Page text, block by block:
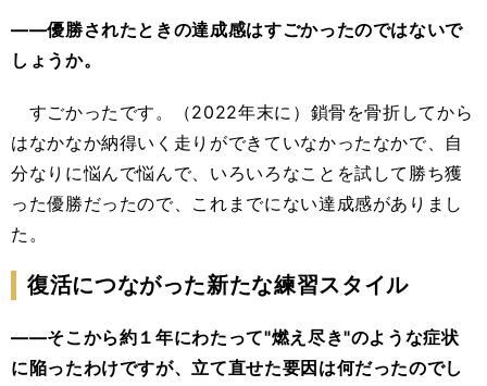
――優勝されたときの達成感はすごかったのではないで
しょうか。
すごかったです。（2022年末に）鎖骨を骨折してから
はなかなか納得いく走りができていなかったなかで、自
分なりに悩んで悩んで、いろいろなことを試して勝ち獲
った優勝だったので、これまでにない達成感がありまし
た。
復活につながった新たな練習スタイル
――そこから約１年にわたって"燃え尽き"のような症状
に陥ったわけですが、立て直せた要因は何だったのでし